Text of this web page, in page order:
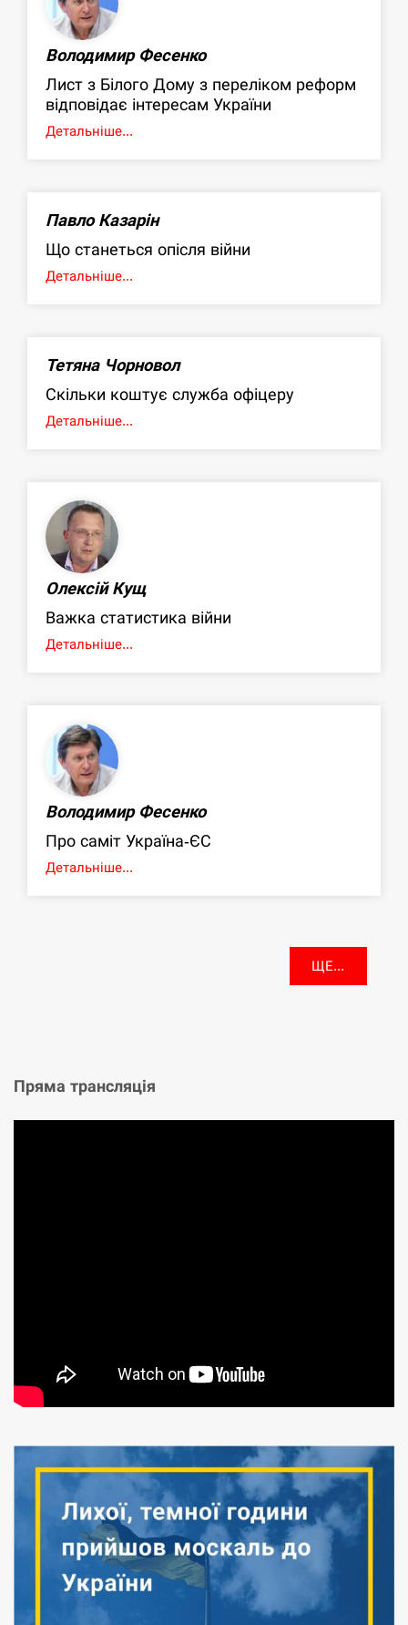
Володимир Фесенко
Лист з Білого Дому з переліком реформ
відповідає інтересам України
Детальніше...
Павло Казарін
Що станеться опісля війни
Детальніше...
Тетяна Чорновол
Скільки коштує служба офіцеру
Детальніше...
Олексій Кущ
Важка статистика війни
Детальніше...
Володимир Фесенко
Про саміт Україна-ЄС
Детальніше...
ЩЕ...
Пряма трансляція